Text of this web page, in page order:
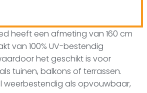
heeft een afmeting van 160 cm
van 100% UV-bestendig
het geschikt is voor
tuinen, balkons of terrassen.
weerbestendig als opvouwbaar,